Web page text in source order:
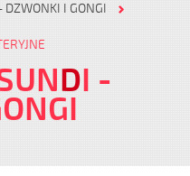
DZWONKI I GONGI
DI -